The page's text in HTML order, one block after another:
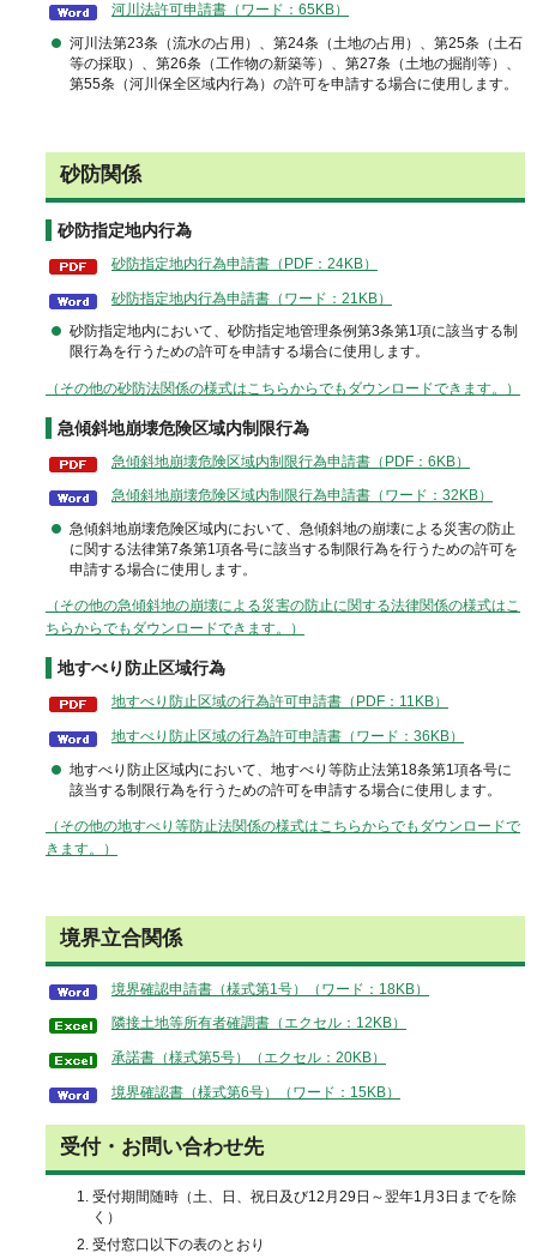
河川法許可申請書（ワード：65KB）
河川法第23条（流水の占用）、第24条（土地の占用）、第25条（土石
等の採取）、第26条（工作物の新築等）、第27条（土地の掘削等）、
第55条（河川保全区域内行為）の許可を申請する場合に使用します。
砂防関係
砂防指定地内行為
砂防指定地内行為申請書（PDF：24KB）
砂防指定地内行為申請書（ワード：21KB）
砂防指定地内において、砂防指定地管理条例第3条第1項に該当する制
限行為を行うための許可を申請する場合に使用します。
（その他の砂防法関係の様式はこちらからでもダウンロードできます。）
急傾斜地崩壊危険区域内制限行為
急傾斜地崩壊危険区域内制限行為申請書（PDF：6KB）
急傾斜地崩壊危険区域内制限行為申請書（ワード：32KB）
急傾斜地崩壊危険区域内において、急傾斜地の崩壊による災害の防止
に関する法律第7条第1項各号に該当する制限行為を行うための許可を
申請する場合に使用します。
（その他の急傾斜地の崩壊による災害の防止に関する法律関係の様式はこ
ちらからでもダウンロードできます。）
地すべり防止区域行為
地すべり防止区域の行為許可申請書（PDF：11KB）
地すべり防止区域の行為許可申請書（ワード：36KB）
地すべり防止区域内において、地すべり等防止法第18条第1項各号に
該当する制限行為を行うための許可を申請する場合に使用します。
（その他の地すべり等防止法関係の様式はこちらからでもダウンロードで
きます。）
境界立合関係
境界確認申請書（様式第1号）（ワード：18KB）
隣接土地等所有者確調書（エクセル：12KB）
承諾書（様式第5号）（エクセル：20KB）
境界確認書（様式第6号）（ワード：15KB）
受付・お問い合わせ先
受付期間随時（土、日、祝日及び12月29日～翌年1月3日までを除
く）
受付窓口以下の表のとおり